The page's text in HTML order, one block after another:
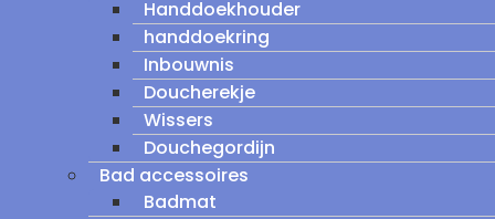
Handdoekhouder
handdoekring
Inbouwnis
Doucherekje
Wissers
Douchegordijn
Bad accessoires
Badmat